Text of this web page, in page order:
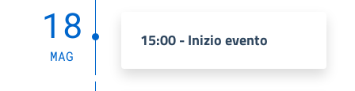
18
MAG
15:00 - Inizio evento